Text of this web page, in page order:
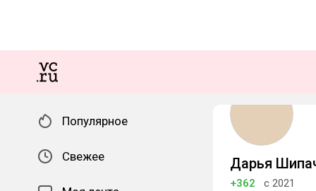
Популярное
Свежее Дарья
+362 с 2021